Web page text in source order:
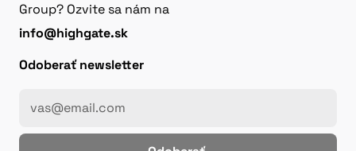
Group? Ozvite sa nám na
info@highgate.sk
Odoberať newsletter